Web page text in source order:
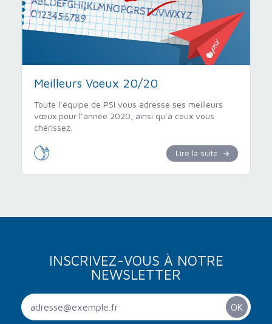
Meilleurs Voeux 20/20
Toute l’équipe de PSI vous adresse ses meilleurs
vœux pour l’année 2020, ainsi qu’à ceux vous
chérissez.
Lire la suite
INSCRIVEZ-VOUS À NOTRE
NEWSLETTER